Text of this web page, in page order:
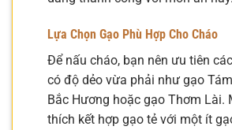
Lựa Chọn Gạo Phù Hợp Cho Cháo
Để nấu cháo, bạn nên ưu tiên
có độ dẻo vừa phải như gạo
Bắc Hương hoặc gạo Thơm Lài.
thích kết hợp gạo tẻ với một ít